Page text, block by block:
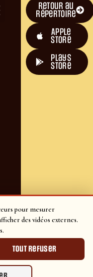
pour mesurer
des vidéos externes.
Tout refuser
Retour au
répertoire
Apple
Store
plays
store